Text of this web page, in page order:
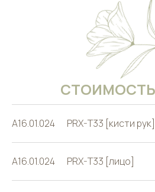
СТОИМОСТЬ
A16.01.024 PRX-T33 [кисти рук]
А16.01.024 PRX-T33 [лицо]